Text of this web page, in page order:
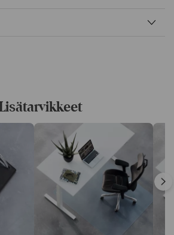
ja vältä kipuja
kehoasi oikein
aktiivisen työasennon, jossa
lihaksia, mikä harjoittaa lihaksia
Samalla istuin vähentää vartalon
tarjoaa neutraalin kaaren
lantion auki ja lihakset tasapainossa.
energia-tasolla